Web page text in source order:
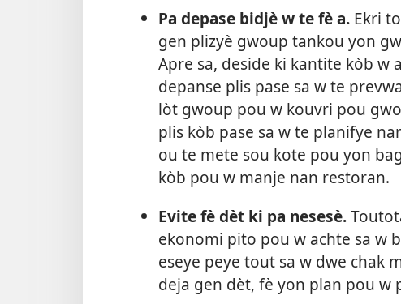
Pa depase bidjè w te fè a.Ekri
gen plizyè gwoup tankou yon
Apre sa, deside ki kantite kòb w
depanse plis pase sa w te
lòt gwoup pou w kouvri pou
plis kòb pase sa w te planifye
ou te mete sou kote pou yon
kòb pou w manje nan restoran.
Evite fè dèt ki pa nesesè.
ekonomi pito pou w achte sa w
eseye peye tout sa w dwe chak
deja gen dèt, fè yon plan pou w